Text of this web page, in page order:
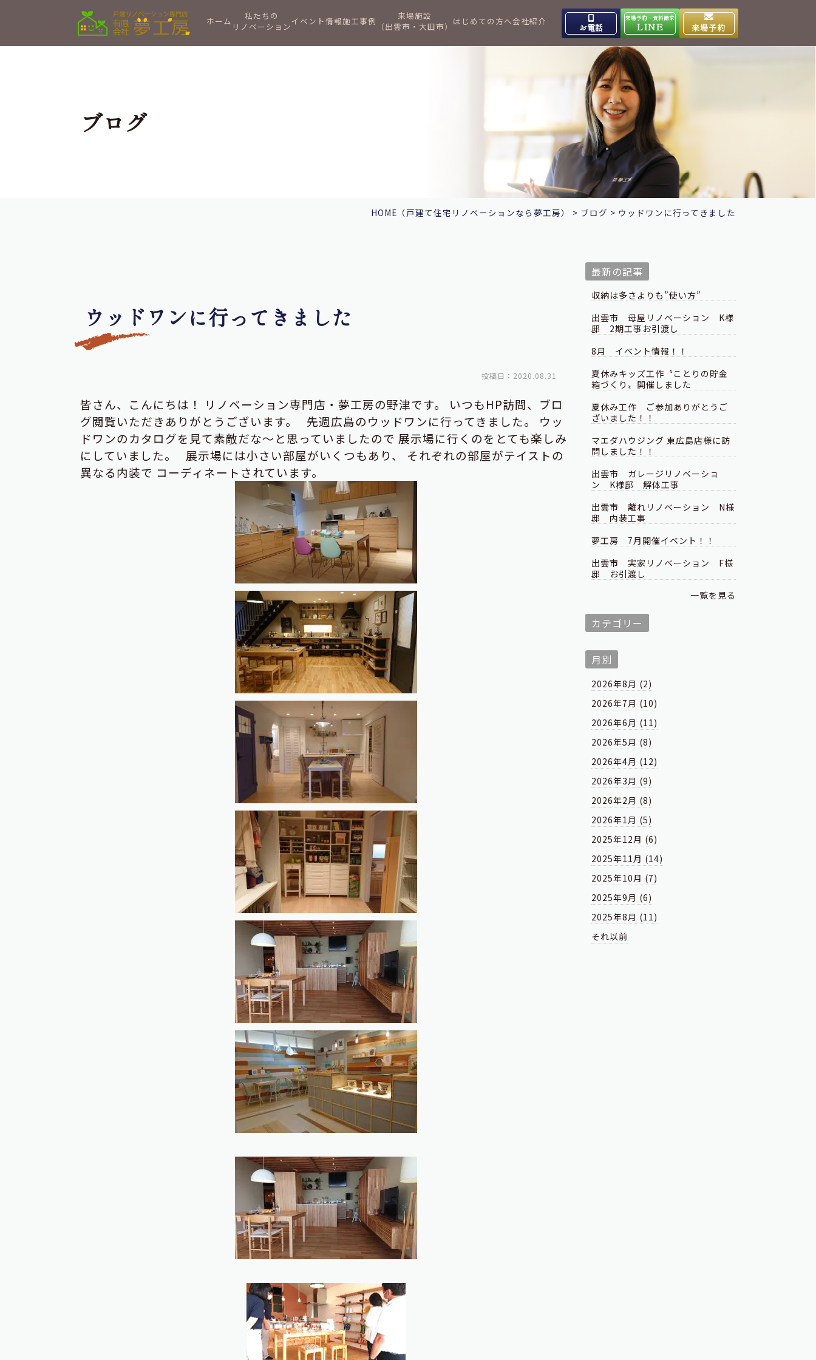
ホーム
私たちの
リノベーションイベント情報施工事例
来場施設
（出雲市・大田市） はじめての方へ会社紹介
お電話
出雲高岡体感ギャラリー
0853-31-4133
9:00～17:00
水曜日
大田ショールーム
0854-86-8640
9:00～17:00
定休日 日曜日
来場予約・資料請求
LINE 来場予約
ブログ
HOME （戸建て住宅リノベーションなら夢工房） > ブログ > ウッドワンに行ってきました
ウッドワンに行ってきました
投稿日：2020.08.31
皆さん、こんにちは！ リノベーション専門店・夢工房の野津です。
いつもHP訪問、ブロ
グ閲覧いただきありがとうございます。
先週広島のウッドワンに行ってきました。
ウッ
ドワンのカタログを見て素敵だな～と思っていましたので 展示場に行くのをとても楽しみ
にしていました。
展示場には小さい部屋がいくつもあり、
それぞれの部屋がテイストの
異なる内装で コーディネートされています。
最新の記事
収納は多さよりも”使い方”
出雲市 母屋リノベーション K様
邸 2期工事お引渡し
8月 イベント情報！！
夏休みキッズ工作〝ことりの貯金
箱づくり〟開催しました
夏休み工作 ご参加ありがとうご
ざいました！！
マエダハウジング 東広島店様に訪
問しました！！
出雲市 ガレージリノベーショ
ン K様邸 解体工事
出雲市 離れリノベーション N様
邸 内装工事
夢工房 7月開催イベント！！
出雲市 実家リノベーション F様
邸 お引渡し
一覧を見る
カテゴリー
月別
2026年8月 (2)
2026年7月 (10)
2026年6月 (11)
2026年5月 (8)
2026年4月 (12)
2026年3月 (9)
2026年2月 (8)
2026年1月 (5)
2025年12月 (6)
2025年11月 (14)
2025年10月 (7)
2025年9月 (6)
2025年8月 (11)
それ以前